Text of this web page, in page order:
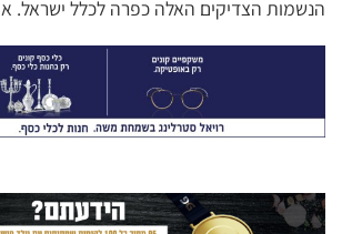
הנשמות הצדיקים האלה כפרה לכלל ישראל.